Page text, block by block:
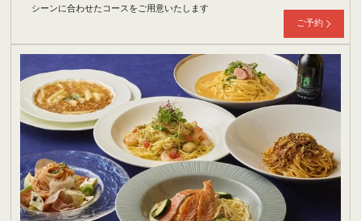
シーンに合わせたコースをご用意いたします
ご予約